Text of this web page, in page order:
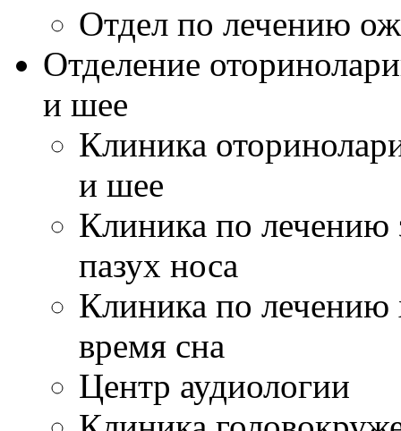
Отдел по лечению
Отделение
и шее
Клиника
и шее
Клиника по лечению
пазух носа
Клиника по лечению
время сна
Центр аудиологии